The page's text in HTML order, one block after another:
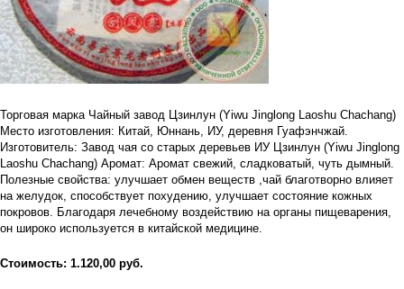
Торговая марка Чайный завод Цзинлун (Yiwu Jinglong Laoshu Chachang)
Место изготовления: Китай, Юннань, ИУ, деревня Гуафэнчжай.
Изготовитель: Завод чая со старых деревьев ИУ Цзинлун (Yiwu Jinglong
Laoshu Chachang) Аромат: Аромат свежий, сладковатый, чуть дымный.
Полезные свойства: улучшает обмен веществ ,чай благотворно влияет
на желудок, способствует похудению, улучшает состояние кожных
покровов. Благодаря лечебному воздействию на органы пищеварения,
он широко используется в китайской медицине.
Стоимость: 1.120,00 руб.